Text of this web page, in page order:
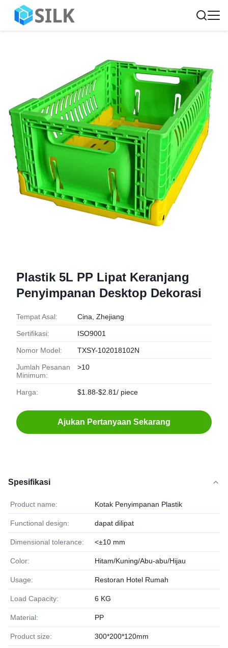
Plastik 5L PP Lipat Keranjang
Penyimpanan Desktop Dekorasi
Tempat Asal: Cina, Zhejiang
Sertifikasi: ISO9001
Nomor Model: TXSY-102018102N
Jumlah Pesanan
Minimum:
>10
Harga: $1.88-$2.81/ piece
Ajukan Pertanyaan Sekarang
Spesifikasi
Product name: Kotak Penyimpanan Plastik
Functional design: dapat dilipat
Dimensional tolerance: <±10 mm
Color: Hitam/Kuning/Abu-abu/Hijau
Usage: Restoran Hotel Rumah
Load Capacity: 6 KG
Material: PP
Product size: 300*200*120mm